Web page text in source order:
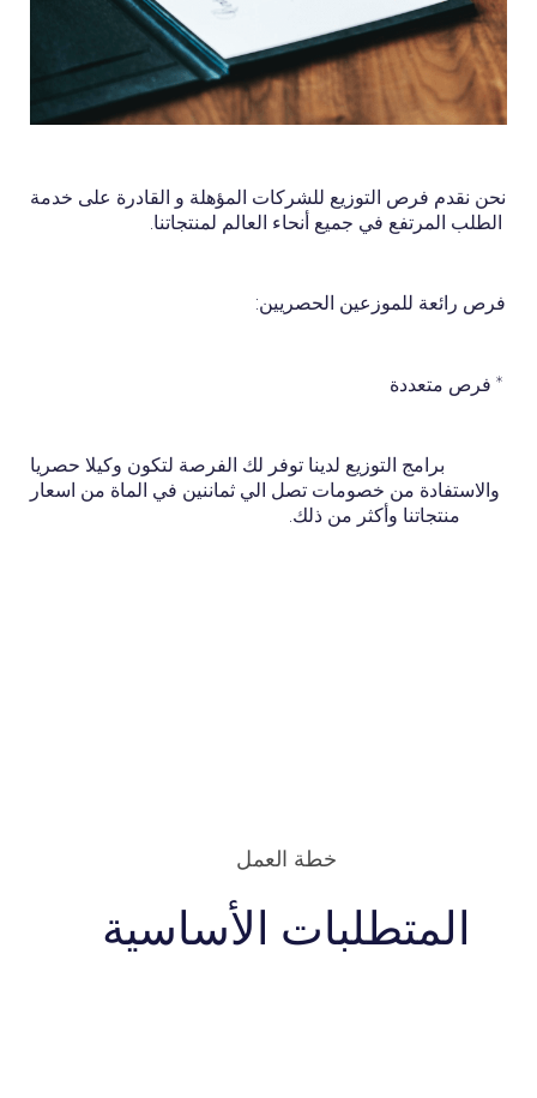
نحن نقدم فرص التوزيع للشركات المؤهلة و القادرة على خدمة
الطلب المرتفع في جميع أنحاء العالم لمنتجاتنا.
فرص رائعة للموزعين الحصريين:
* فرص متعددة
برامج التوزيع لدينا توفر لك الفرصة لتكون وكيلا حصريا
والاستفادة من خصومات تصل الي ثماننين في الماة من اسعار
منتجاتنا وأكثر من ذلك.
خطة العمل
المتطلبات الأساسية